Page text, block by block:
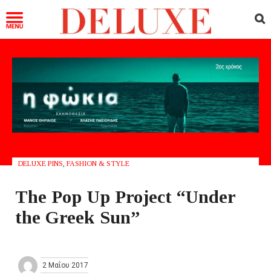
DELUXE PINS FASHION & STYLE
The Pop Up Project “Under
the Greek Sun”
2 Μαΐου 2017